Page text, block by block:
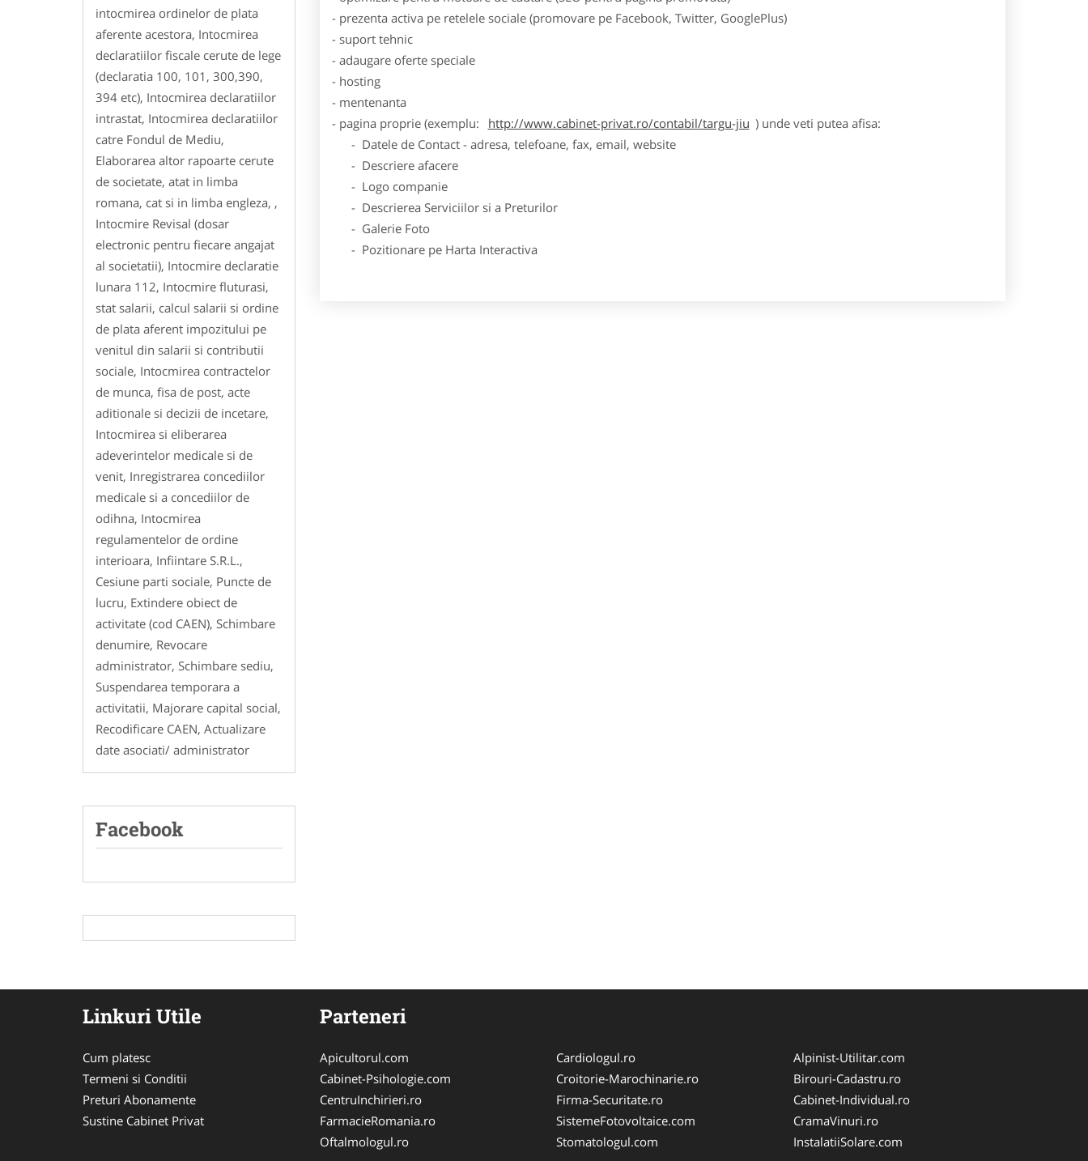
intocmirea ordinelor de plata
aferente acestora, Intocmirea
declaratiilor fiscale cerute de lege
(declaratia 100, 101, 300,390,
394 etc), Intocmirea declaratiilor
intrastat, Intocmirea declaratiilor
catre Fondul de Mediu,
Elaborarea altor rapoarte cerute
de societate, atat in limba
romana, cat si in limba engleza, ,
Intocmire Revisal (dosar
electronic pentru fiecare angajat
al societatii), Intocmire declaratie
lunara 112, Intocmire fluturasi,
stat salarii, calcul salarii si ordine
de plata aferent impozitului pe
venitul din salarii si contributii
sociale, Intocmirea contractelor
de munca, fisa de post, acte
aditionale si decizii de incetare,
Intocmirea si eliberarea
adeverintelor medicale si de
venit, Inregistrarea concediilor
medicale si a concediilor de
odihna, Intocmirea
regulamentelor de ordine
interioara, Infiintare S.R.L.,
Cesiune parti sociale, Puncte de
lucru, Extindere obiect de
activitate (cod CAEN), Schimbare
denumire, Revocare
administrator, Schimbare sediu,
Suspendarea temporara a
activitatii, Majorare capital social,
Recodificare CAEN, Actualizare
date asociati/ administrator
Facebook
- prezenta activa pe retelele sociale (promovare pe Facebook, Twitter, GooglePlus)
- suport tehnic
- adaugare oferte speciale
- hosting
- mentenanta
- pagina proprie (exemplu:
http://www.cabinet-privat.ro/contabil/targu-jiu ) unde veti putea afisa:
- Datele de Contact - adresa, telefoane, fax, email, website
- Descriere afacere
- Logo companie
- Descrierea Serviciilor si a Preturilor
- Galerie Foto
- Pozitionare pe Harta Interactiva
Linkuri Utile
Cum platesc
Termeni si Conditii
Preturi Abonamente
Sustine Cabinet Privat
Parteneri
Apicultorul.com
Cabinet-Psihologie.com
CentruInchirieri.ro
FarmacieRomania.ro
Oftalmologul.ro
Cardiologul.ro
Croitorie-Marochinarie.ro
Firma-Securitate.ro
SistemeFotovoltaice.com
Stomatologul.com
Alpinist-Utilitar.com
Birouri-Cadastru.ro
Cabinet-Individual.ro
CramaVinuri.ro
InstalatiiSolare.com